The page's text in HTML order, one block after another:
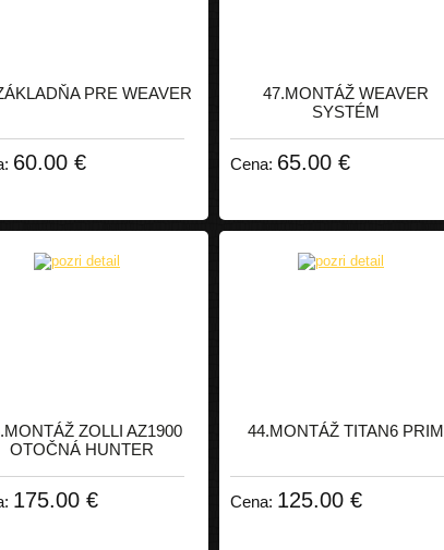
PRE WEAVER
60.00 €
47.MONTÁŽ WEAVER
SYSTÉM
Cena: 65.00 €
ZOLLI AZ1900
OTOČNÁ HUNTER
175.00 €
44.MONTÁŽ TITAN6 PRIM
Cena: 125.00 €